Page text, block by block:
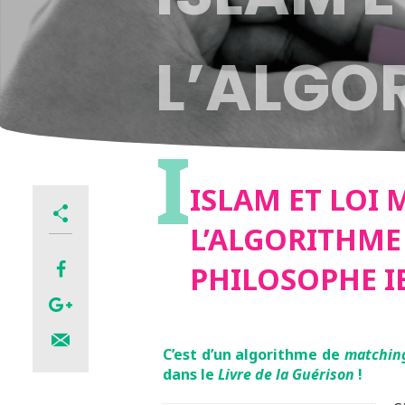
DU
IISLAM ET LOI
PHILOSOPHE
C’est d’un algorithme de
dans le Livre de la Guérison !